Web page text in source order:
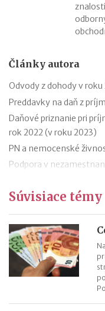
Články autora
Odvody z dohody v roku
Preddavky na daň z
Daňové priznanie pri
rok 2022 (v roku 2023)
PN a nemocenské
Podpora v
Ročné zúčtovanie dane
Výpočet čistej mzdy v
Daňový bonus na dieťa
Daňový bonus na dieťa
Súvisiace témy